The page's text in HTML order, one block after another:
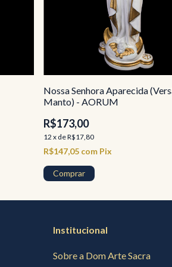
Nossa Senhora Aparecida
Manto) - AORUM
R$173,00
12 x deR$17,80
R$147,05 com Pix
Comprar
Institucional
Sobre a Dom Arte Sacra